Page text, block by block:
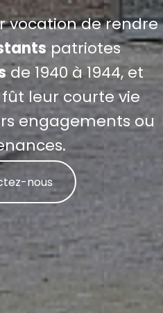
vocation de rendre
patriotes
de 1940 à 1944, et
leur courte vie
engagements ou
nous